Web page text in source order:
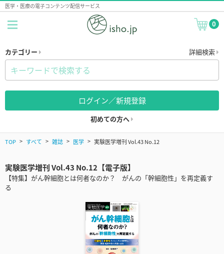
医学・医療の電子コンテンツ配信サービス
0
カテゴリー 詳細検索
ログイン／新規登録
初めての方へ
TOP すべて 雑誌 医学 実験医学増刊 Vol.43 No.12
実験医学増刊 Vol.43 No.12【電子版】
【特集】がん幹細胞とは何者なのか？ がんの「幹細胞性」を再定義す
る